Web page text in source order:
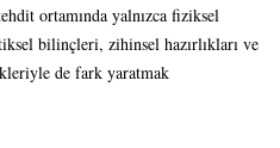
ortamında yalnızca fiziksel
bilinçleri, zihinsel hazırlıkları ve
de fark yaratmak